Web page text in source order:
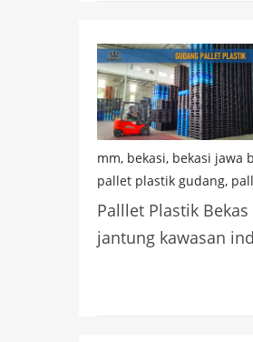
mm, bekasi, bekasi jawa
pallet plastik gudang,
Palllet Plastik
jantung kawasan